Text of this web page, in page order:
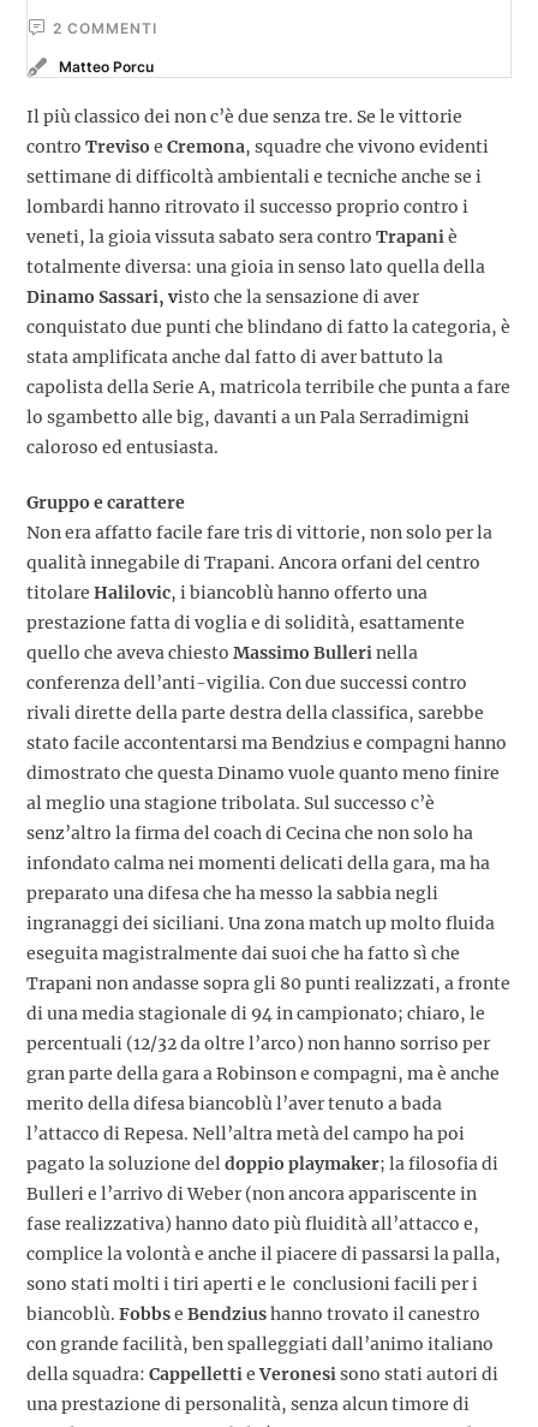
2 COMMENTI
Matteo Porcu
Il più classico dei non c’è due senza tre. Se le vittorie
contro Treviso e Cremona, squadre che vivono evidenti
settimane di difficoltà ambientali e tecniche anche se i
lombardi hanno ritrovato il successo proprio contro i
veneti, la gioia vissuta sabato sera contro Trapaniè
totalmente diversa: una gioia in senso lato quella della
Dinamo Sassari, visto che la sensazione di aver
conquistato due punti che blindano di fatto la categoria, è
stata amplificata anche dal fatto di aver battuto la
capolista della Serie A, matricola terribile che punta a fare
lo sgambetto alle big, davanti a un Pala Serradimigni
caloroso ed entusiasta.
Gruppo e carattere
Non era affatto facile fare tris di vittorie, non solo per la
qualità innegabile di Trapani. Ancora orfani del centro
titolare Halilovic, i biancoblù hanno offerto una
prestazione fatta di voglia e di solidità, esattamente
quello che aveva chiesto Massimo Bullerinella
conferenza dell’anti-vigilia. Con due successi contro
rivali dirette della parte destra della classifica, sarebbe
stato facile accontentarsi ma Bendzius e compagni hanno
dimostrato che questa Dinamo vuole quanto meno finire
al meglio una stagione tribolata. Sul successo c’è
senz’altro la firma del coach di Cecina che non solo ha
infondato calma nei momenti delicati della gara, ma ha
preparato una difesa che ha messo la sabbia negli
ingranaggi dei siciliani. Una zona match up molto fluida
eseguita magistralmente dai suoi che ha fatto sì che
Trapani non andasse sopra gli 80 punti realizzati, a fronte
di una media stagionale di 94 in campionato; chiaro, le
percentuali (12/32 da oltre l’arco) non hanno sorriso per
gran parte della gara a Robinson e compagni, ma è anche
merito della difesa biancoblù l’aver tenuto a bada
l’attacco di Repesa. Nell’altra metà del campo ha poi
pagato la soluzione deldoppio playmaker; la filosofia di
Bulleri e l’arrivo di Weber (non ancora appariscente in
fase realizzativa) hanno dato più fluidità all’attacco e,
complice la volontà e anche il piacere di passarsi la palla,
sono stati molti i tiri aperti e le conclusioni facili per i
biancoblù. Fobbse Bendziushanno trovato il canestro
con grande facilità, ben spalleggiati dall’animo italiano
della squadra: CappellettieVeronesisono stati autori di
una prestazione di personalità, senza alcun timore di